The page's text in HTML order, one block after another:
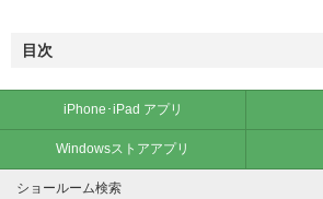
目次
iPhone･iPad アプリ
Windowsストアアプリ
ショールーム検索